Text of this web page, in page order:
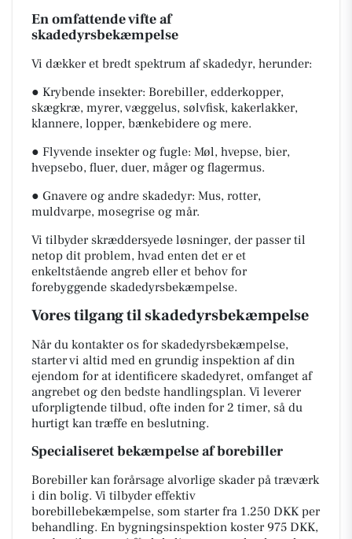
En omfattende vifte af
skadedyrsbekæmpelse
Vi dækker et bredt spektrum af skadedyr, herunder:
● Krybende insekter: Borebiller, edderkopper,
skægkræ, myrer, væggelus, sølvfisk, kakerlakker,
klannere, lopper, bænkebidere og mere.
● Flyvende insekter og fugle: Møl, hvepse, bier,
hvepsebo, fluer, duer, måger og flagermus.
● Gnavere og andre skadedyr: Mus, rotter,
muldvarpe, mosegrise og mår.
Vi tilbyder skræddersyede løsninger, der passer til
netop dit problem, hvad enten det er et
enkeltstående angreb eller et behov for
forebyggende skadedyrsbekæmpelse.
Vores tilgang til skadedyrsbekæmpelse
Når du kontakter os for skadedyrsbekæmpelse,
starter vi altid med en grundig inspektion af din
ejendom for at identificere skadedyret, omfanget af
angrebet og den bedste handlingsplan. Vi leverer
uforpligtende tilbud, ofte inden for 2 timer, så du
hurtigt kan træffe en beslutning.
Specialiseret bekæmpelse af borebiller
Borebiller kan forårsage alvorlige skader på træværk
i din bolig. Vi tilbyder effektiv
borebillebekæmpelse, som starter fra 1.250 DKK per
behandling. En bygningsinspektion koster 975 DKK,